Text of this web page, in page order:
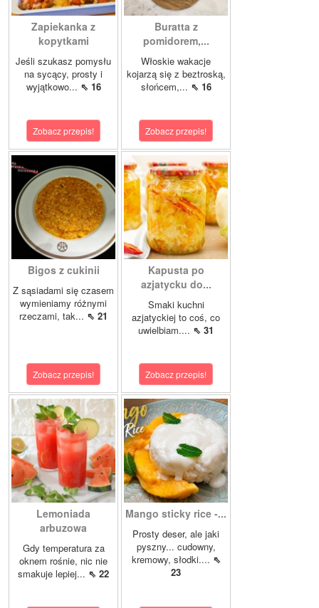
Zapiekanka z
kopytkami
Jeśli szukasz pomysłu
na sycący, prosty i
wyjątkowo... ⇖ 16
Zobacz przepis!
Buratta z
pomidorem,...
Włoskie wakacje
kojarzą się z beztroską,
słońcem,... ⇖ 16
Zobacz przepis!
Bigos z cukinii
Z sąsiadami się czasem
wymieniamy różnymi
rzeczami, tak... ⇖ 21
Zobacz przepis!
Kapusta po
azjatycku do...
Smaki kuchni
azjatyckiej to coś, co
uwielbiam.... ⇖ 31
Zobacz przepis!
Lemoniada
arbuzowa
Gdy temperatura za
oknem rośnie, nic nie
smakuje lepiej... ⇖ 22
Mango sticky rice -...
Prosty deser, ale jaki
pyszny... cudowny,
kremowy, słodki.... ⇖
23